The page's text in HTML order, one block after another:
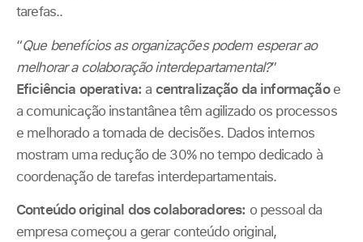
tarefas..
“Que benefícios as organizações podem esperar ao
melhorar a colaboração interdepartamental?”
Eficiência operativa: a centralização da informaçãoe
a comunicação instantânea têm agilizado os processos
e melhorado a tomada de decisões. Dados internos
mostram uma redução de 30% no tempo dedicado à
coordenação de tarefas interdepartamentais.
Conteúdo original dos colaboradores: o pessoal da
empresa começou a gerar conteúdo original,